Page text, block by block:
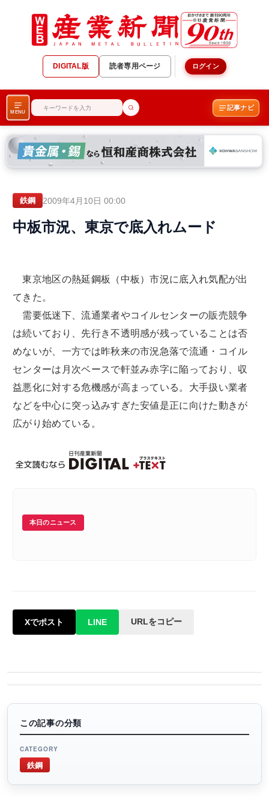
DIGITAL版 読者専用ページ ログイン
MENU
記事ナビ
鉄鋼 2009年4月10日 00:00
中板市況、東京で底入れムード
東京地区の熱延鋼板（中板）市況に底入れ気配が出
てきた。
需要低迷下、流通業者やコイルセンターの販売競争
は続いており、先行き不透明感が残っていることは否
めないが、一方では昨秋来の市況急落で流通・コイル
センターは月次ベースで軒並み赤字に陥っており、収
益悪化に対する危機感が高まっている。大手扱い業者
などを中心に突っ込みすぎた安値是正に向けた動きが
広がり始めている。
本日のニュース
Xでポスト LINE URLをコピー
この記事の分類
CATEGORY
鉄鋼